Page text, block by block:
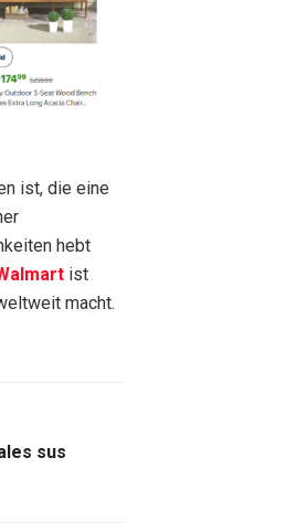
ist, die eine
hebt
ist
macht.
sus